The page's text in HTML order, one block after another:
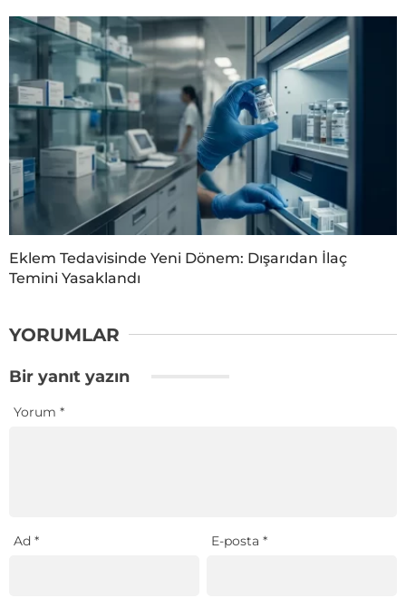
Eklem Tedavisinde Yeni Dönem: Dışarıdan İlaç
Temini Yasaklandı
YORUMLAR
Bir yanıt yazın
Yorum *
Ad * E-posta*